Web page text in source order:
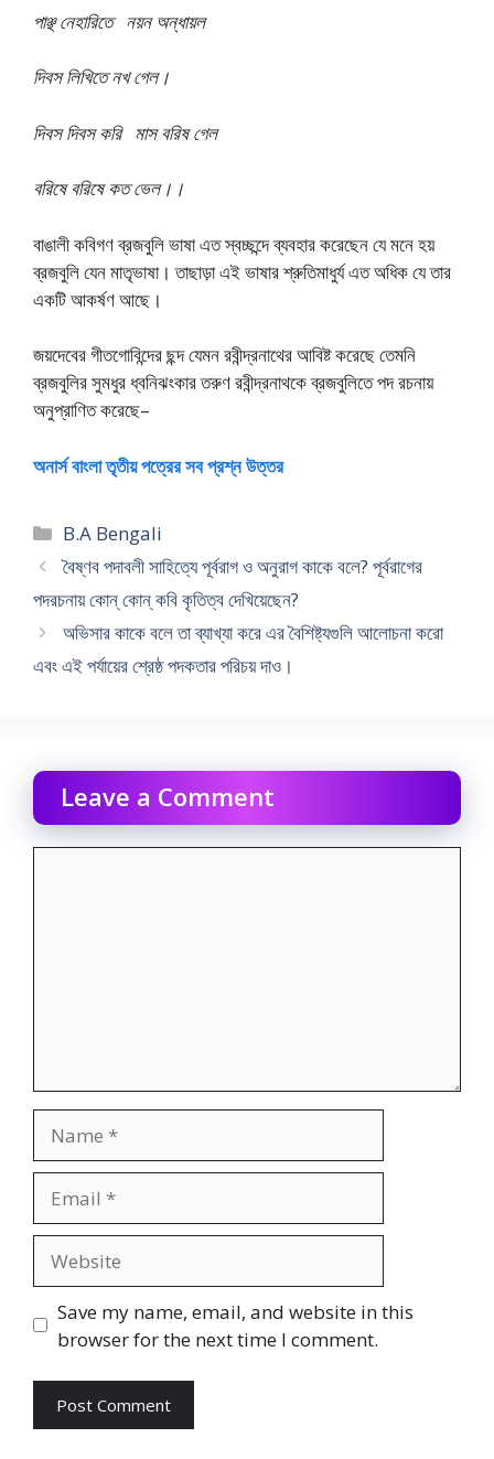
পাঞ্ছ নেহারিতে নয়ন অন্ধায়ল
দিবস লিখিতে নখ গেল।
দিবস দিবস করি মাস বরিষ গেল
বরিষে বরিষে কত ভেল।।
বাঙালী কবিগণ ব্রজবুলি ভাষা এত স্বচ্ছন্দে ব্যবহার করেছেন যে মনে হয়
ব্রজবুলি যেন মাতৃভাষা। তাছাড়া এই ভাষার শ্রুতিমাধুর্য এত অধিক যে তার
একটি আকর্ষণ আছে।
জয়দেবের গীতগোবিন্দের ছন্দ যেমন রবীন্দ্রনাথের আবিষ্ট করেছে তেমনি
ব্রজবুলির সুমধুর ধ্বনিঝংকার তরুণ রবীন্দ্রনাথকে ব্রজবুলিতে পদ রচনায়
অনুপ্রাণিত করেছে–
অনার্স বাংলা তৃতীয় পত্রের সব প্রশ্ন উত্তর
Categories
B.A Bengali
বৈষ্ণব পদাবলী সাহিত্যে পূর্বরাগ ও অনুরাগ কাকে বলে? পূর্বরাগের
পদরচনায় কোন্ কোন্ কবি কৃতিত্ব দেখিয়েছেন?
অভিসার কাকে বলে তা ব্যাখ্যা করে এর বৈশিষ্ট্যগুলি আলোচনা করো
এবং এই পর্যায়ের শ্রেষ্ঠ পদকতার পরিচয় দাও।
Leave a Comment
Save my name, email, and website in this
browser for the next time I comment.